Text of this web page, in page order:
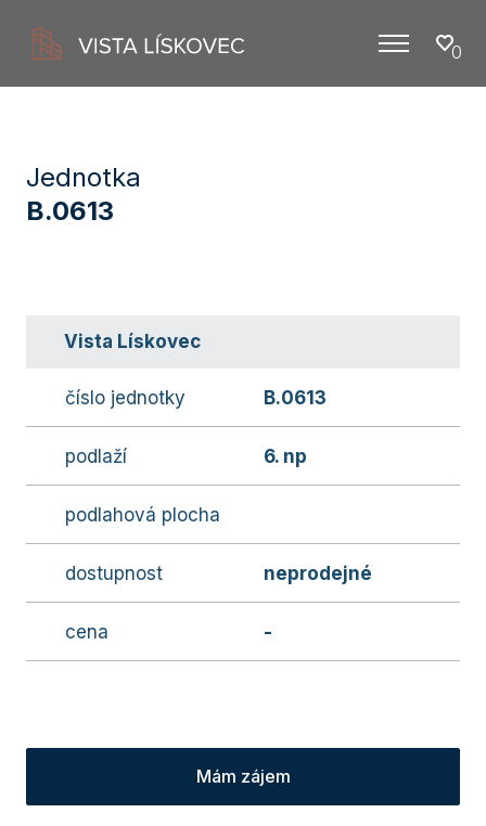
Menu 0
Jednotka
B.0613
Vista Lískovec
číslo jednotky B.0613
podlaží 6. np
podlahová plocha
dostupnost neprodejné
cena -
Mám zájem